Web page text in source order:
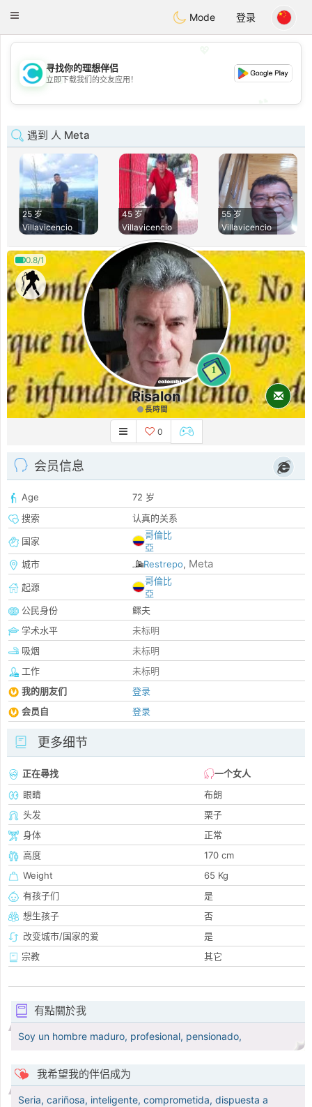
Citas
Toggle
Mode 登录
💖
💕
寻找你的理想伴侣
立即下载我们的交友应用！
遇到 人 Meta
25 岁
Villavicencio
45 岁
Villavicencio
55 岁
Villavicencio
0.8/1
1
Risalon
長時間
0
会员信息
Age
72 岁
搜索
认真的关系
国家
哥倫比
亞
城市
Restrepo, Meta
起源
哥倫比
亞
公民身份
鳏夫
学术水平
未标明
吸烟
未标明
工作
未标明
我的朋友们
登录
会员自
登录
更多细节
正在尋找
一个女人
眼睛
布朗
头发
栗子
身体
正常
高度
170 cm
Weight
65 Kg
有孩子们
是
想生孩子
否
改变城市/国家的爱
是
宗教
其它
有點關於我
Soy un hombre maduro, profesional, pensionado,
我希望我的伴侣成为
Seria, cariñosa, inteligente, comprometida, dispuesta a